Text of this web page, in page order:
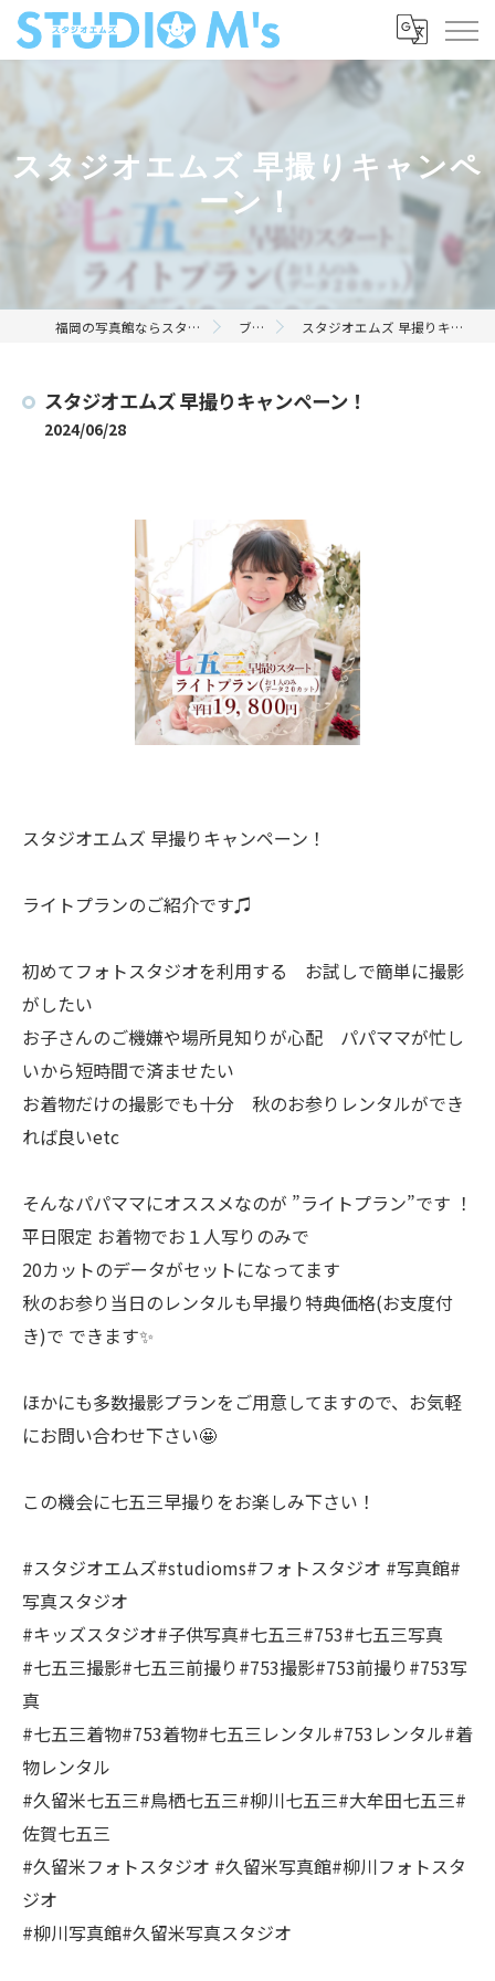
スタジオエムズ 早撮りキャンペ
ーン！
福岡の写真館ならスタジオエムズ ブログ スタジオエムズ 早撮りキャンペーン！
スタジオエムズ 早撮りキャンペーン！
2024/06/28
スタジオエムズ 早撮りキャンペーン！
ライトプランのご紹介です♫
初めてフォトスタジオを利用する お試しで簡単に撮影
がしたい
お子さんのご機嫌や場所見知りが心配 パパママが忙し
いから短時間で済ませたい
お着物だけの撮影でも十分 秋のお参りレンタルができ
れば良いetc
そんなパパママにオススメなのが ”ライトプラン”です ！
平日限定 お着物でお１人写りのみで
20カットのデータがセットになってます
秋のお参り当日のレンタルも早撮り特典価格(お支度付
き)で できます✨
ほかにも多数撮影プランをご用意してますので、お気軽
にお問い合わせ下さい🤩
この機会に七五三早撮りをお楽しみ下さい！
#スタジオエムズ#studioms#フォトスタジオ #写真館#
写真スタジオ
#キッズスタジオ#子供写真#七五三#753#七五三写真
#七五三撮影#七五三前撮り#753撮影#753前撮り#753写
真
#七五三着物#753着物#七五三レンタル#753レンタル#着
物レンタル
#久留米七五三#鳥栖七五三#柳川七五三#大牟田七五三#
佐賀七五三
#久留米フォトスタジオ #久留米写真館#柳川フォトスタ
ジオ
#柳川写真館#久留米写真スタジオ